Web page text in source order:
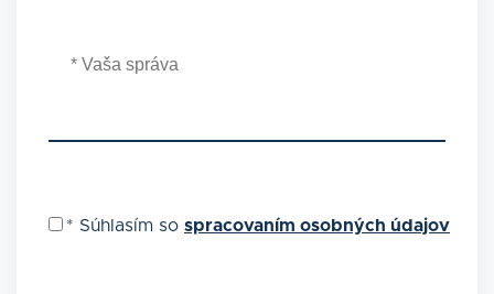
* Súhlasím so spracovaním osobných údajov